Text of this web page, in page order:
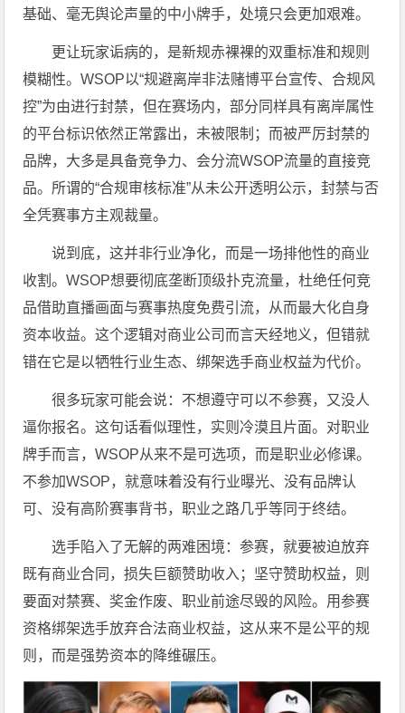
基础、毫无舆论声量的中小牌手，处境只会更加艰难。
更让玩家诟病的，是新规赤裸裸的双重标准和规则
模糊性。WSOP以“规避离岸非法赌博平台宣传、合规风
控”为由进行封禁，但在赛场内，部分同样具有离岸属性
的平台标识依然正常露出，未被限制；而被严厉封禁的
品牌，大多是具备竞争力、会分流WSOP流量的直接竞
品。所谓的“合规审核标准”从未公开透明公示，封禁与否
全凭赛事方主观裁量。
说到底，这并非行业净化，而是一场排他性的商业
收割。WSOP想要彻底垄断顶级扑克流量，杜绝任何竞
品借助直播画面与赛事热度免费引流，从而最大化自身
资本收益。这个逻辑对商业公司而言天经地义，但错就
错在它是以牺牲行业生态、绑架选手商业权益为代价。
很多玩家可能会说：不想遵守可以不参赛，又没人
逼你报名。这句话看似理性，实则冷漠且片面。对职业
牌手而言，WSOP从来不是可选项，而是职业必修课。
不参加WSOP，就意味着没有行业曝光、没有品牌认
可、没有高阶赛事背书，职业之路几乎等同于终结。
选手陷入了无解的两难困境：参赛，就要被迫放弃
既有商业合同，损失巨额赞助收入；坚守赞助权益，则
要面对禁赛、奖金作废、职业前途尽毁的风险。用参赛
资格绑架选手放弃合法商业权益，这从来不是公平的规
则，而是强势资本的降维碾压。